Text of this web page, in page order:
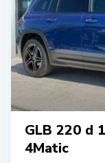
GLB 220 d
4Matic